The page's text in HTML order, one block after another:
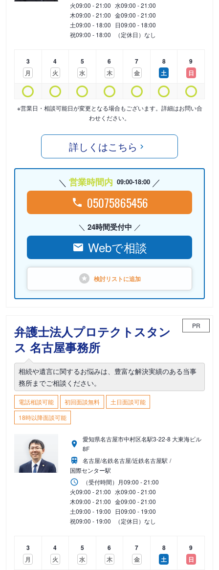
火09:00 - 21:00 水09:00 - 21:00
木09:00 - 21:00 金09:00 - 21:00
土09:00 - 18:00 日09:00 - 18:00
祝09:00 - 18:00 （定休日）なし
3
月
4
火
5
水
6
木
7
金
8
土
9
日
※営業日・相談可能日が変更となる場合もございます。詳細はお問い合
わせください。
詳しくはこちら
営業時間内 09:00-18:00
05075865456
24時間受付中
Webで相談
検討リストに追加
弁護士法人プロテクトスタン
ス 名古屋事務所
PR
相続や遺言に関するお悩みは、豊富な解決実績のある当事
務所までご相談ください。
電話相談可能 初回面談無料
土日面談可能
18時以降面談可能
愛知県名古屋市中村区名駅3-22-8 大東海ビル
8F
名古屋/名鉄名古屋/近鉄名古屋駅
国際センター駅
（受付時間） 月09:00 - 21:00
火09:00 - 21:00 水09:00 - 21:00
木09:00 - 21:00 金09:00 - 21:00
土09:00 - 19:00 日09:00 - 19:00
祝09:00 - 19:00 （定休日）なし
3
月
4
火
5
水
6
木
7
金
8
土
9
日